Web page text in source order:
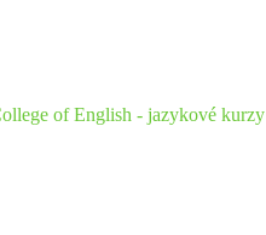
of English - jazykové kurzy